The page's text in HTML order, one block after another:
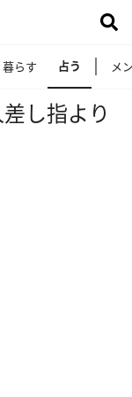
暮らす 占う メ
し指より